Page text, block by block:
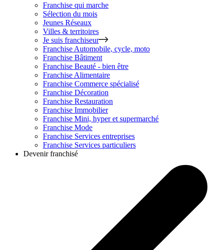
Franchise qui marche
Sélection du mois
Jeunes Réseaux
Villes & territoires
Je suis franchiseur
Franchise Automobile, cycle, moto
Franchise Bâtiment
Franchise Beauté - bien être
Franchise Alimentaire
Franchise Commerce spécialisé
Franchise Décoration
Franchise Restauration
Franchise Immobilier
Franchise Mini, hyper et supermarché
Franchise Mode
Franchise Services entreprises
Franchise Services particuliers
Devenir franchisé